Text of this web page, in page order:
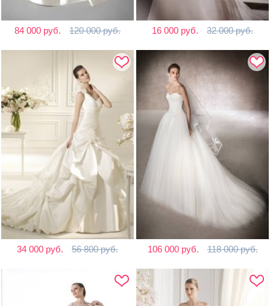
84 000 руб. 120 000 руб. 16 000 руб. 32 000 руб.
34 000 руб. 56 800 руб. 106 000 руб. 118 000 руб.